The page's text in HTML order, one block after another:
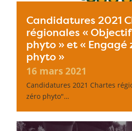
Candidatures 2021
régionales «
phyto » et « Engagé
phyto »
16 mars 2021
Candidatures 2021 Chartes
zéro phyto"…